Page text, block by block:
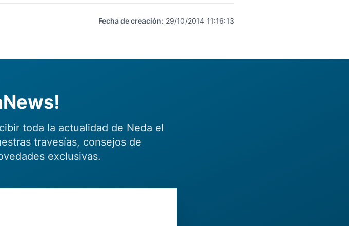
Fecha de creación: 29/10/2014 11:16:13
toda la actualidad de Neda el
travesías, consejos de
exclusivas.